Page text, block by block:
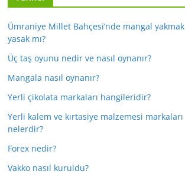
Ümraniye Millet Bahçesi’nde mangal yakmak
yasak mı?
Üç taş oyunu nedir ve nasıl oynanır?
Mangala nasıl oynanır?
Yerli çikolata markaları hangileridir?
Yerli kalem ve kırtasiye malzemesi markaları
nelerdir?
Forex nedir?
Vakko nasıl kuruldu?